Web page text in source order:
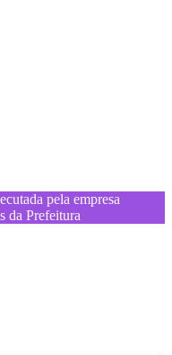
pela empresa
da Prefeitura